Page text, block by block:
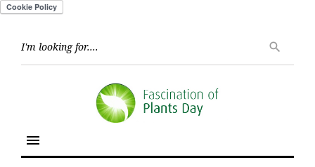
search
menu